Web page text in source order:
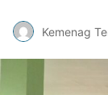
Kemenag